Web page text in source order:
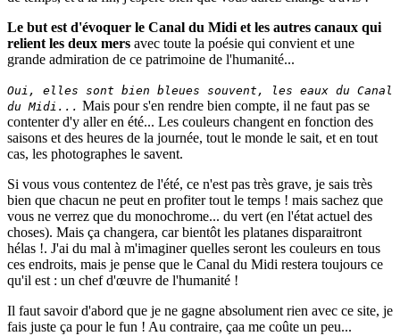
Le but est d'évoquer le Canal du Midi et les autres canaux qui
relient les deux mers avec toute la poésie qui convient et une
grande admiration de ce patrimoine de l'humanité...
Oui, elles sont bien bleues souvent, les eaux du Canal
du Midi... Mais pour s'en rendre bien compte, il ne faut pas se
contenter d'y aller en été... Les couleurs changent en fonction des
saisons et des heures de la journée, tout le monde le sait, et en tout
cas, les photographes le savent.
Si vous vous contentez de l'été, ce n'est pas très grave, je sais très
bien que chacun ne peut en profiter tout le temps ! mais sachez que
vous ne verrez que du monochrome... du vert (en l'état actuel des
choses). Mais ça changera, car bientôt les platanes disparaitront
hélas !. J'ai du mal à m'imaginer quelles seront les couleurs en tous
ces endroits, mais je pense que le Canal du Midi restera toujours ce
qu'il est : un chef d'œuvre de l'humanité !
Il faut savoir d'abord que je ne gagne absolument rien avec ce site, je
fais juste ça pour le fun ! Au contraire, çaa me coûte un peu...